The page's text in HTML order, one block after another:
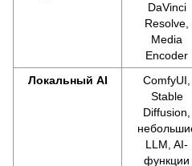
DaVinci
Resolve,
Media
Encoder
Локальный AI
ComfyUI,
Stable
Diffusion,
LLM, AI-
функции